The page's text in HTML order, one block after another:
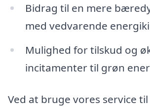
Bidrag til en mere
med vedvarende
Mulighed for tilskud og
incitamenter til grøn
Ved at bruge vores service